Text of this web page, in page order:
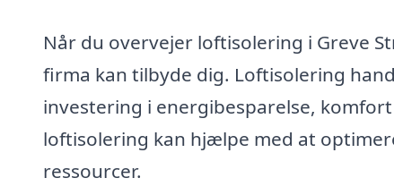
Når du overvejer loftisolering i Greve
firma kan tilbyde dig. Loftisolering
investering i energibesparelse,
loftisolering kan hjælpe med at
ressourcer.